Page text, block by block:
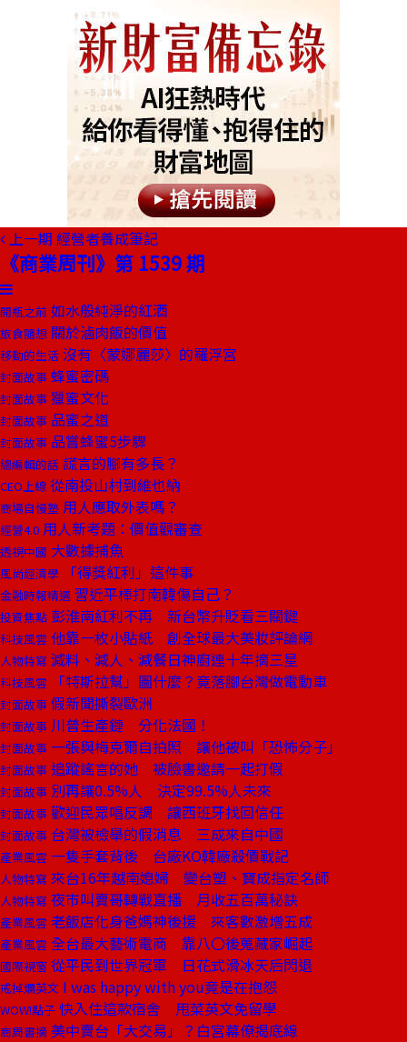
上一期 經營者養成筆記
《商業周刊》第 1539 期
開瓶之前 如水般純淨的紅酒
旅食隨想 關於滷肉飯的價值
移動的生活 沒有〈蒙娜麗莎〉的羅浮宮
封面故事 蜂蜜密碼
封面故事 獵蜜文化
封面故事 品蜜之道
封面故事 品嘗蜂蜜5步驟
總編輯的話 謊言的腳有多長？
CEO上線 從南投山村到維也納
商場自慢塾 用人應取外表嗎？
經營4.0 用人新考題：價值觀審查
透視中國 大數據捕魚
風尚經濟學 「得獎紅利」這件事
金融時報精選 習近平棒打南韓傷自己？
投資焦點 彭淮南紅利不再 新台幣升貶看三關鍵
科技風雲 他靠一枚小貼紙 創全球最大美妝評論網
人物特寫 減料、減人、減餐日神廚連十年摘三星
科技風雲 「特斯拉幫」圖什麼？竟落腳台灣做電動車
封面故事 假新聞撕裂歐洲
封面故事 川普生產鏈 分化法國！
封面故事 一張與梅克爾自拍照 讓他被叫「恐怖分子」
封面故事 追蹤謠言的她 被臉書邀請一起打假
封面故事 別再讓0.5%人 決定99.5%人未來
封面故事 歡迎民眾唱反調 讓西班牙找回信任
封面故事 台灣被檢舉的假消息 三成來自中國
產業風雲 一隻手套背後 台廠KO韓廠殺價戰記
人物特寫 來台16年越南媳婦 變台塑、寶成指定名師
人物特寫 夜市叫賣哥轉戰直播 月收五百萬秘訣
產業風雲 老飯店化身爸媽神後援 來客數激增五成
產業風雲 全台最大藝術電商 靠八〇後蒐藏家崛起
國際視窗 從平民到世界冠軍 日花式滑冰天后閃退
戒掉爛英文 I was happy with you竟是在抱怨
WOW!點子 快入住這款宿舍 甩菜英文免留學
商周書摘 美中賣台「大交易」？白宮幕僚揭底線